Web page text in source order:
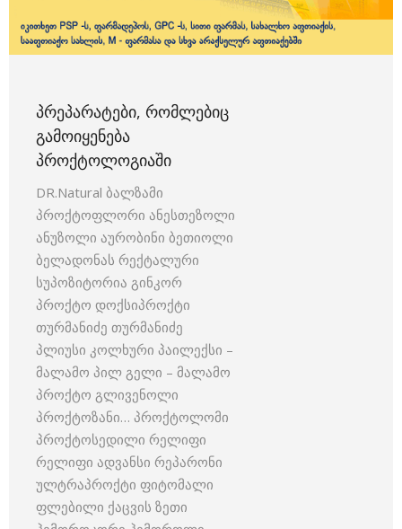
ᲞᲠᲔᲞᲐᲠᲐᲢᲔᲑᲘ, ᲠᲝᲛᲚᲔᲑᲘᲪ
ᲒᲐᲛᲝᲘᲧᲔᲜᲔᲑᲐ
ᲞᲠᲝᲥᲢᲝᲚᲝᲒᲘᲐᲨᲘ
DR.Natural ბალზამი
პროქტოფლორი ანესთეზოლი
ანუზოლი აურობინი ბეთიოლი
ბელადონას რექტალური
სუპოზიტორია გინკორ
პროქტო დოქსიპროქტი
თურმანიძე თურმანიძე
პლიუსი კოლხური პაილექსი –
მალამო პილ გელი – მალამო
პროქტო გლივენოლი
პროქტოზანი… პროქტოლომი
პროქტოსედილი რელიფი
რელიფი ადვანსი რეპარონი
ულტრაპროქტი ფიტომალი
ფლებილი ქაცვის ზეთი